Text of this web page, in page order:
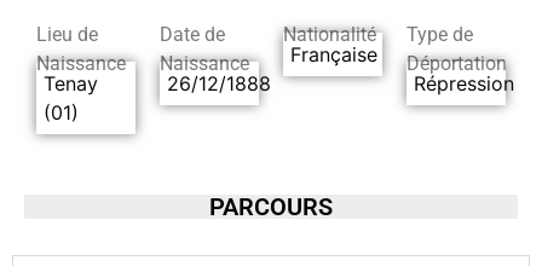
Lieu de
Naissance
Tenay
(01)
Date de
Naissance
26/12/1888
Nationalité
Française
Type de
Déportation
Répression
PARCOURS